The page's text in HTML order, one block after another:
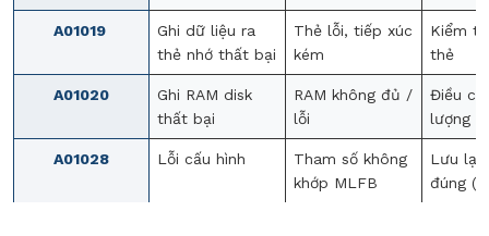
A01019
Ghi dữ liệu ra
thẻ nhớ thất bại
Thẻ lỗi, tiếp xúc
kém
Kiểm
thẻ
A01020
Ghi RAM disk
thất bại
RAM không đủ /
lỗi
Điều
lượng
A01028 Lỗi cấu hình
Tham số không
khớp MLFB
Lưu lại
đúng